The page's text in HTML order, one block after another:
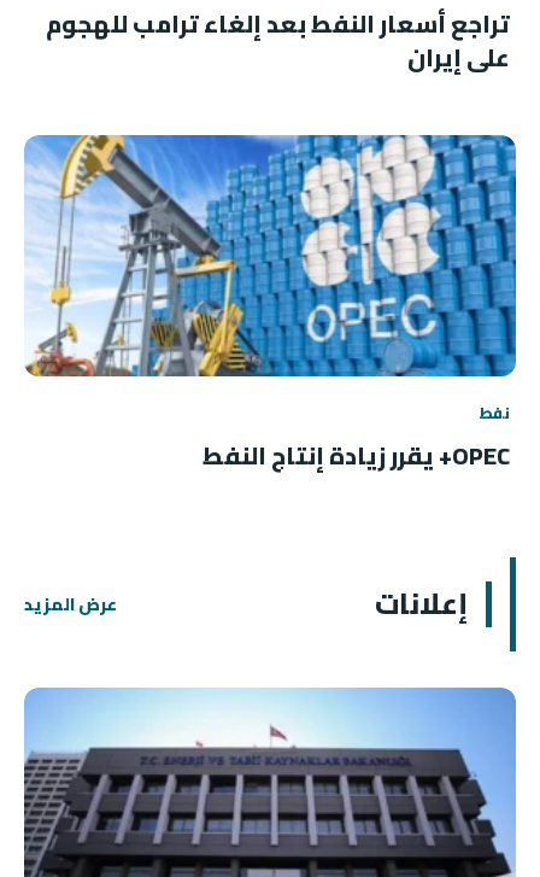
تراجع أسعار النفط بعد إلغاء ترامب للهجوم
على إيران
نفط
OPEC+ يقرر زيادة إنتاج النفط
إعلانات عرض المزيد